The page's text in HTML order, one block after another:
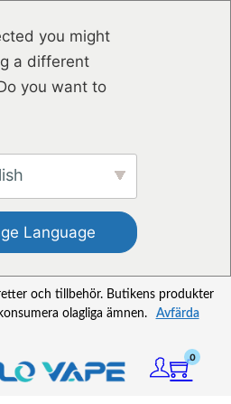
you might
a different
you want to
Language
och tillbehör. Butikens produkter
olagliga ämnen.
Avfärda
0